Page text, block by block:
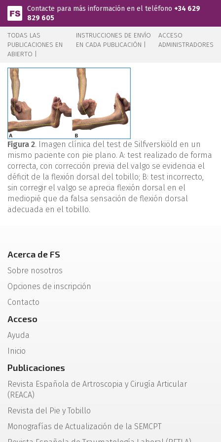
Pasar al contenido principal
Contacte para más información en el teléfono +34 629
829 605
TODAS LAS
PUBLICACIONES EN
ABIERTO |
INSTRUCCIONES DE ENVÍO
EN CADA PUBLICACIÓN |
ACCESO
ADMINISTRADORES
Figura 2. Imagen clínica del test de Silfverskiöld en un
mismo paciente con pie plano. A: test realizado de forma
correcta, con corrección previa del valgo se evidencia el
déficit de la flexión dorsal del tobillo; B: test incorrecto,
sin corregir el valgo se aprecia flexión dorsal en el
mediopié que da falsa sensación de flexión dorsal
adecuada en el tobillo.
Acerca de FS
Sobre nosotros
Opciones de inscripción
Contacto
Acceso
Ayuda
Inicio
Publicaciones
Revista Española de Artroscopia y Cirugía Articular
(REACA)
Revista del Pie y Tobillo
Monografías de Actualización de la SEMCPT